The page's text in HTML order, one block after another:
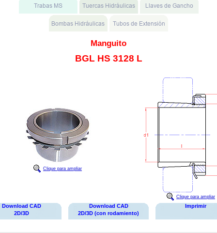
Manguito
BGL HS 3128 L
Clique para ampliar
Clique para ampliar
Download CAD
2D/3D
Download CAD
2D/3D (con rodamiento)
Imprimir